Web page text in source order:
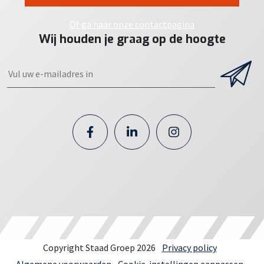
Of ga naar onze contactpagina
Wij houden je graag op de hoogte
Copyright Staad Groep 2026
Privacy policy